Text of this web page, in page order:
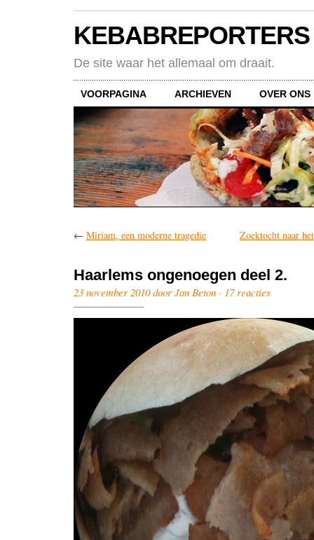
KEBABREPORTERS
De site waar het allemaal om draait.
VOORPAGINA ARCHIEVEN OVER ONS
← Miriam, een moderne tragedie Zoektocht naar
Haarlems ongenoegen deel 2.
23 november 2010 door Jan Beton · 17 reacties